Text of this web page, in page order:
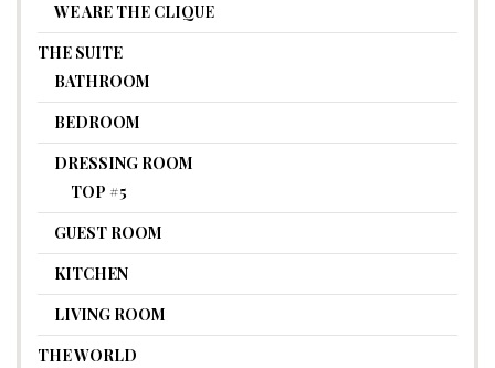
WE ARE THE CLIQUE
THE SUITE
BATHROOM
BEDROOM
DRESSING ROOM
TOP #5
GUEST ROOM
KITCHEN
LIVING ROOM
THE WORLD